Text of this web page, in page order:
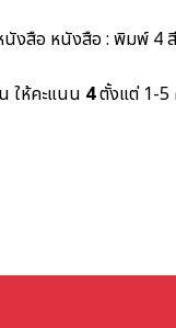
นังสือ หนังสือ : พิมพ์ 4
ให้คะแนน 4ตั้งแต่ 1-5